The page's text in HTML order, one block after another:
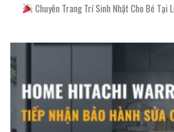
Chuyên Trang Trí Sinh Nhật Cho Bé Tại